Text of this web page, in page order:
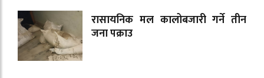
रासायनिक मल कालोबजारी गर्ने तीन
जना पक्राउ